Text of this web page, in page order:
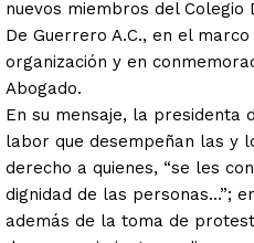
nuevos miembros del Colegio
De Guerrero A.C., en el
organización y en
Abogado.
En su mensaje, la presidenta
labor que desempeñan las y
derecho a quienes, “se les
dignidad de las personas…”;
además de la toma de